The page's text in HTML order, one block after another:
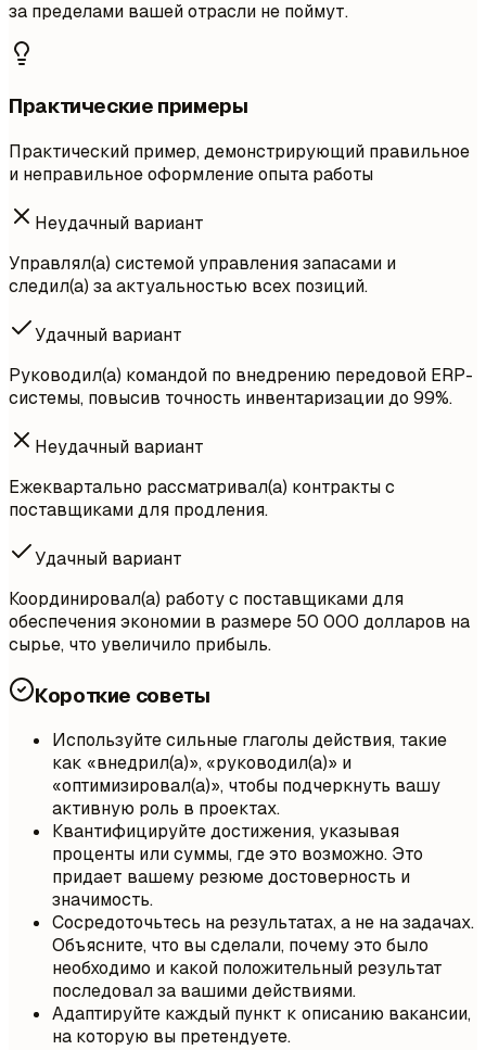
за пределами вашей отрасли не поймут.
Практические примеры
Практический пример, демонстрирующий правильное
и неправильное оформление опыта работы
Неудачный вариант
Управлял(а) системой управления запасами и
следил(а) за актуальностью всех позиций.
Удачный вариант
Руководил(а) командой по внедрению передовой ERP-
системы, повысив точность инвентаризации до 99%.
Неудачный вариант
Ежеквартально рассматривал(а) контракты с
поставщиками для продления.
Удачный вариант
Координировал(а) работу с поставщиками для
обеспечения экономии в размере 50 000 долларов на
сырье, что увеличило прибыль.
Короткие советы
Используйте сильные глаголы действия, такие
как «внедрил(а)», «руководил(а)» и
«оптимизировал(а)», чтобы подчеркнуть вашу
активную роль в проектах.
Квантифицируйте достижения, указывая
проценты или суммы, где это возможно. Это
придает вашему резюме достоверность и
значимость.
Сосредоточьтесь на результатах, а не на задачах.
Объясните, что вы сделали, почему это было
необходимо и какой положительный результат
последовал за вашими действиями.
Адаптируйте каждый пункт к описанию вакансии,
на которую вы претендуете.